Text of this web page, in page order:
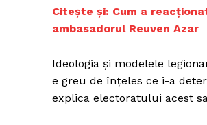
Citește și: Cum a
ambasadorul Reuven Azar
Ideologia și modelele
e greu de înțeles ce i-a
explica electoratului acest